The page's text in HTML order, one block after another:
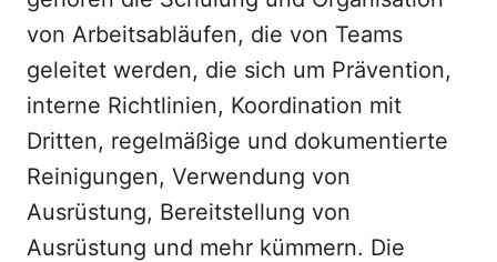
von Arbeitsabläufen, die von Teams
geleitet werden, die sich um Prävention,
interne Richtlinien, Koordination mit
Dritten, regelmäßige und dokumentierte
Reinigungen, Verwendung von
Ausrüstung, Bereitstellung von
Ausrüstung und mehr kümmern. Die